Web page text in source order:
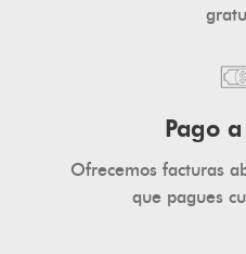
Pago
Ofrecemos facturas
que pagues